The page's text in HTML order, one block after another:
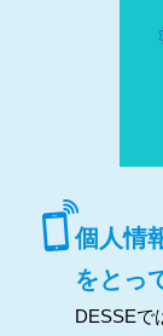
個人情
をとっ
DESSEで